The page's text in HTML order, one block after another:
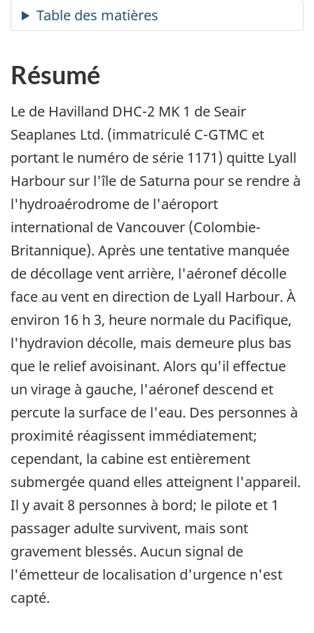
Résumé
Le de Havilland DHC-2 MK 1 de Seair
Seaplanes Ltd. (immatriculé C-GTMC et
portant le numéro de série 1171) quitte Lyall
Harbour sur l'île de Saturna pour se rendre à
l'hydroaérodrome de l'aéroport
international de Vancouver (Colombie-
Britannique). Après une tentative manquée
de décollage vent arrière, l'aéronef décolle
face au vent en direction de Lyall Harbour. À
environ 16 h 3, heure normale du Pacifique,
l'hydravion décolle, mais demeure plus bas
que le relief avoisinant. Alors qu'il effectue
un virage à gauche, l'aéronef descend et
percute la surface de l'eau. Des personnes à
proximité réagissent immédiatement;
cependant, la cabine est entièrement
submergée quand elles atteignent l'appareil.
Il y avait 8 personnes à bord; le pilote et 1
passager adulte survivent, mais sont
gravement blessés. Aucun signal de
l'émetteur de localisation d'urgence n'est
capté.